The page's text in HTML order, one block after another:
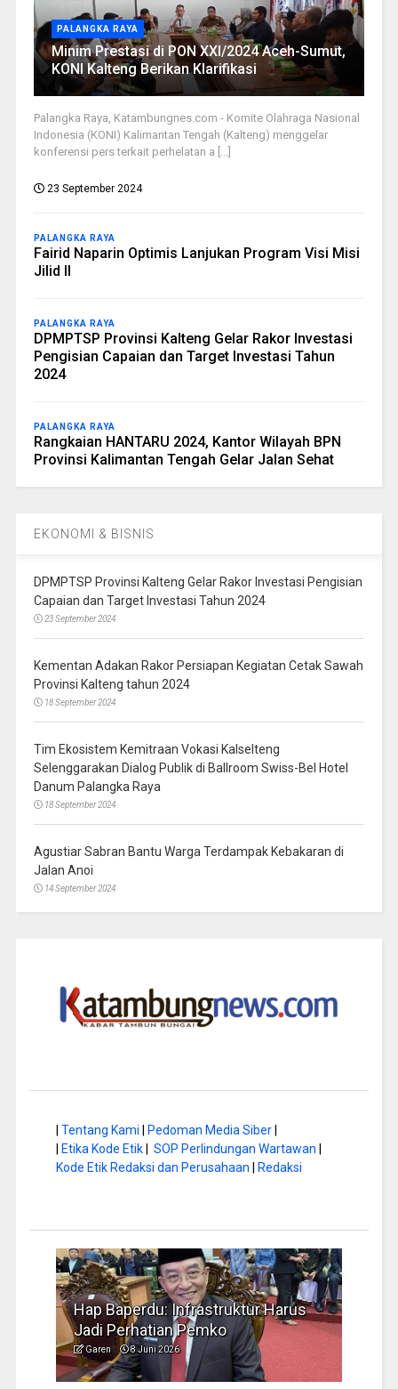
PALANGKA RAYA
Minim Prestasi di PON XXI/2024 Aceh-Sumut,
KONI Kalteng Berikan Klarifikasi
Palangka Raya, Katambungnes.com - Komite Olahraga Nasional
Indonesia (KONI) Kalimantan Tengah (Kalteng) menggelar
konferensi pers terkait perhelatan a [...]
23 September 2024
PALANGKA RAYA
Fairid Naparin Optimis Lanjukan Program Visi Misi
Jilid II
PALANGKA RAYA
DPMPTSP Provinsi Kalteng Gelar Rakor Investasi
Pengisian Capaian dan Target Investasi Tahun
2024
PALANGKA RAYA
Rangkaian HANTARU 2024, Kantor Wilayah BPN
Provinsi Kalimantan Tengah Gelar Jalan Sehat
EKONOMI & BISNIS
DPMPTSP Provinsi Kalteng Gelar Rakor Investasi Pengisian
Capaian dan Target Investasi Tahun 2024
23 September 2024
Kementan Adakan Rakor Persiapan Kegiatan Cetak Sawah
Provinsi Kalteng tahun 2024
18 September 2024
Tim Ekosistem Kemitraan Vokasi Kalselteng
Selenggarakan Dialog Publik di Ballroom Swiss-Bel Hotel
Danum Palangka Raya
18 September 2024
Agustiar Sabran Bantu Warga Terdampak Kebakaran di
Jalan Anoi
14 September 2024
Tentang Kami Pedoman Media Siber|
Etika Kode Etik| SOP Perlindungan Wartawan
Kode Etik Redaksi dan Perusahaan
Redaksi
Hap Baperdu: Infrastruktur Harus
Jadi Perhatian Pemko
Garen 8 Juni 2026